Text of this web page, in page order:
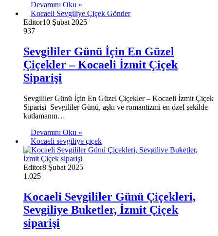
Devamını Oku »
Kocaeli Sevgiliye Çiçek Gönder
Editor10 Şubat 2025
937
Sevgililer Günü İçin En Güzel
Çiçekler – Kocaeli İzmit Çiçek
Siparişi
Sevgililer Günü İçin En Güzel Çiçekler – Kocaeli İzmit Çiçek
Siparişi Sevgililer Günü, aşkı ve romantizmi en özel şekilde
kutlamanın…
Devamını Oku »
Kocaeli sevgiliye çiçek
Editor8 Şubat 2025
1.025
Kocaeli Sevgililer Günü Çiçekleri,
Sevgiliye Buketler, İzmit Çiçek
siparişi